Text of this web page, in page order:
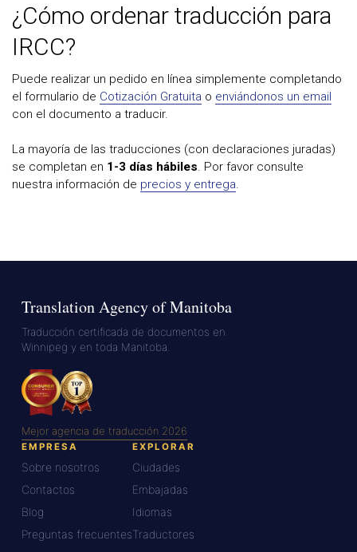
¿Cómo ordenar traducción para
IRCC?
Puede realizar un pedido en línea simplemente completando
el formulario de Cotización Gratuita o enviándonos un email
con el documento a traducir.
La mayoría de las traducciones (con declaraciones juradas)
se completan en 1-3 días hábiles. Por favor consulte
nuestra información de precios y entrega.
Translation Agency of Manitoba
Traducción certificada de documentos en
Winnipeg y en toda Manitoba.
Mejor agencia de traducción 2026
EMPRESA
Sobre nosotros
Contactos
Blog
Preguntas frecuentes
EXPLORAR
Ciudades
Embajadas
Idiomas
Traductores